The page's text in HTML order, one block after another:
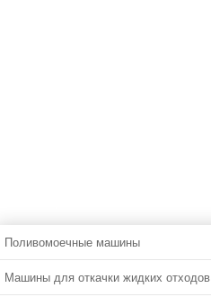
Поливомоечные машины
Машины для откачки жидких отходов